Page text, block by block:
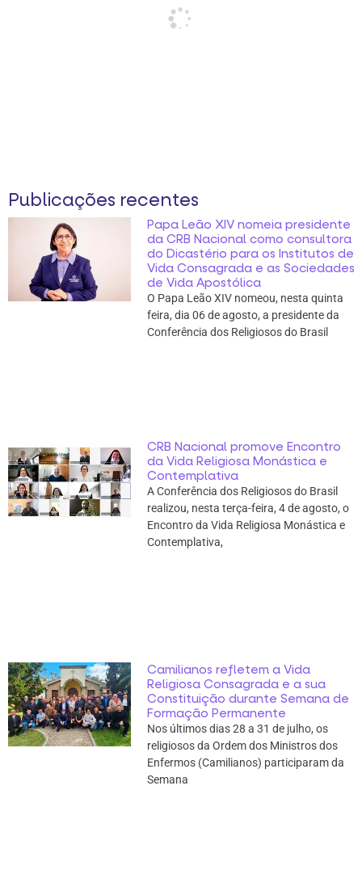
Publicações recentes
Papa Leão XIV nomeia presidente
da CRB Nacional como consultora
do Dicastério para os Institutos de
Vida Consagrada e as Sociedades
de Vida Apostólica
O Papa Leão XIV nomeou, nesta quinta
feira, dia 06 de agosto, a presidente da
Conferência dos Religiosos do Brasil
CRB Nacional promove Encontro
da Vida Religiosa Monástica e
Contemplativa
A Conferência dos Religiosos do Brasil
realizou, nesta terça-feira, 4 de agosto, o
Encontro da Vida Religiosa Monástica e
Contemplativa,
Camilianos refletem a Vida
Religiosa Consagrada e a sua
Constituição durante Semana de
Formação Permanente
Nos últimos dias 28 a 31 de julho, os
religiosos da Ordem dos Ministros dos
Enfermos (Camilianos) participaram da
Semana